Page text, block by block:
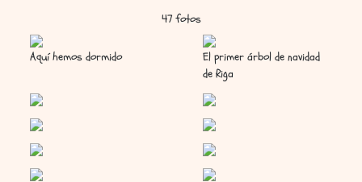
47 fotos
Aquí hemos dormido
El primer árbol de navidad
de Riga